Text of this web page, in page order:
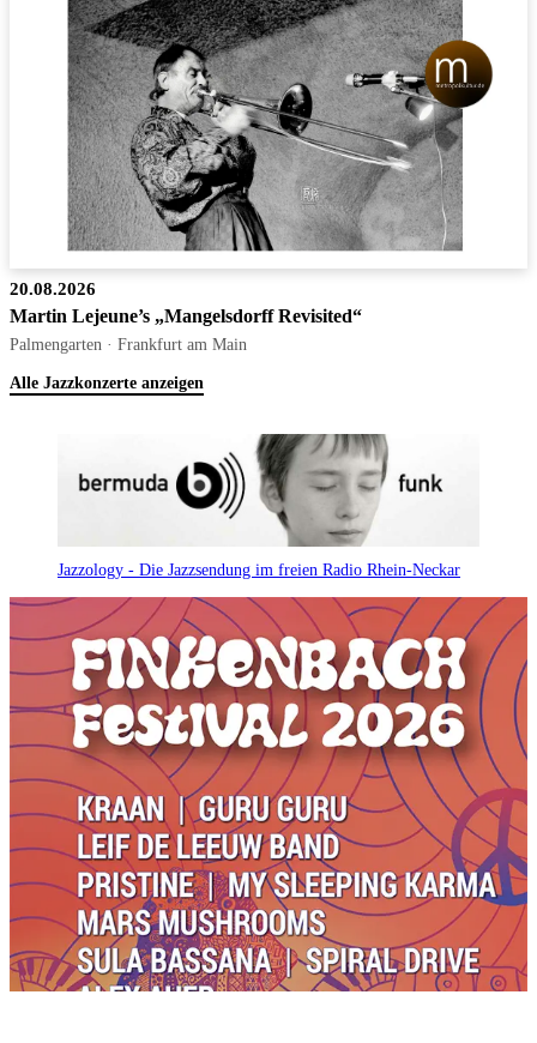
20.08.2026
Martin Lejeune’s „Mangelsdorff Revisited“
Palmengarten · Frankfurt am Main
Alle Jazzkonzerte anzeigen
Jazzology - Die Jazzsendung im freien Radio Rhein-Neckar